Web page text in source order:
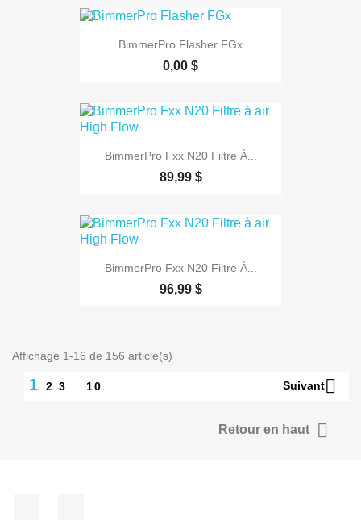
BimmerPro Flasher FGx
0,00 $
BimmerPro Fxx N20 Filtre À...
89,99 $
BimmerPro Fxx N20 Filtre À...
96,99 $
Affichage 1-16 de 156 article(s)
1 2 3 10 Suivant
Retour en haut 